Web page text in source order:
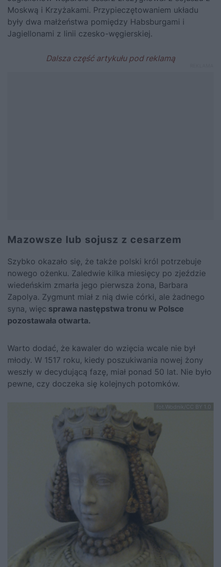
Moskwą i Krzyżakami. Przypieczętowaniem układu
były dwa małżeństwa pomiędzy Habsburgami i
Jagiellonami z linii czesko-węgierskiej.
Mazowsze lub sojusz z cesarzem
Szybko okazało się, że także polski król potrzebuje
nowego ożenku. Zaledwie kilka miesięcy po zjeździe
wiedeńskim zmarła jego pierwsza żona, Barbara
Zapolya. Zygmunt miał z nią dwie córki, ale żadnego
syna, więc sprawa następstwa tronu w Polsce
pozostawała otwarta.
Warto dodać, że kawaler do wzięcia wcale nie był
młody. W 1517 roku, kiedy poszukiwania nowej żony
weszły w decydującą fazę, miał ponad 50 lat. Nie było
pewne, czy doczeka się kolejnych potomków.
fot.Wodnik/CC BY 1.0